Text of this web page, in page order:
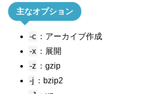
主なオプション
-c ：アーカイブ作成
-x ：展開
-z ：gzip
-j ：bzip2